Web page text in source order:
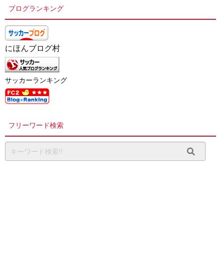
ブログランキング
にほんブログ村
サッカーランキング
フリーワード検索